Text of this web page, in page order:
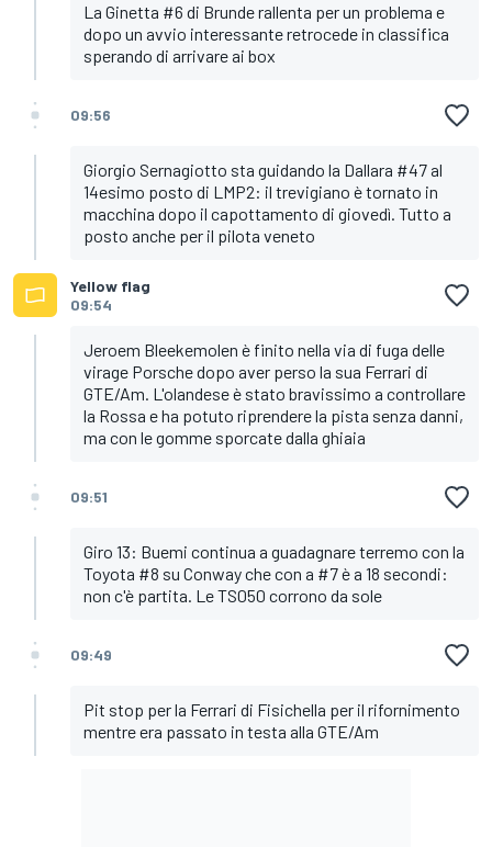
La Ginetta #6 di Brunde rallenta per un problema e
dopo un avvio interessante retrocede in classifica
sperando di arrivare ai box
09:56
Giorgio Sernagiotto sta guidando la Dallara #47 al
14esimo posto di LMP2: il trevigiano è tornato in
macchina dopo il capottamento di giovedì. Tutto a
posto anche per il pilota veneto
Yellow flag
09:54
Jeroem Bleekemolen è finito nella via di fuga delle
virage Porsche dopo aver perso la sua Ferrari di
GTE/Am. L'olandese è stato bravissimo a controllare
la Rossa e ha potuto riprendere la pista senza danni,
ma con le gomme sporcate dalla ghiaia
09:51
Giro 13: Buemi continua a guadagnare terremo con la
Toyota #8 su Conway che con a #7 è a 18 secondi:
non c'è partita. Le TS050 corrono da sole
09:49
Pit stop per la Ferrari di Fisichella per il rifornimento
mentre era passato in testa alla GTE/Am